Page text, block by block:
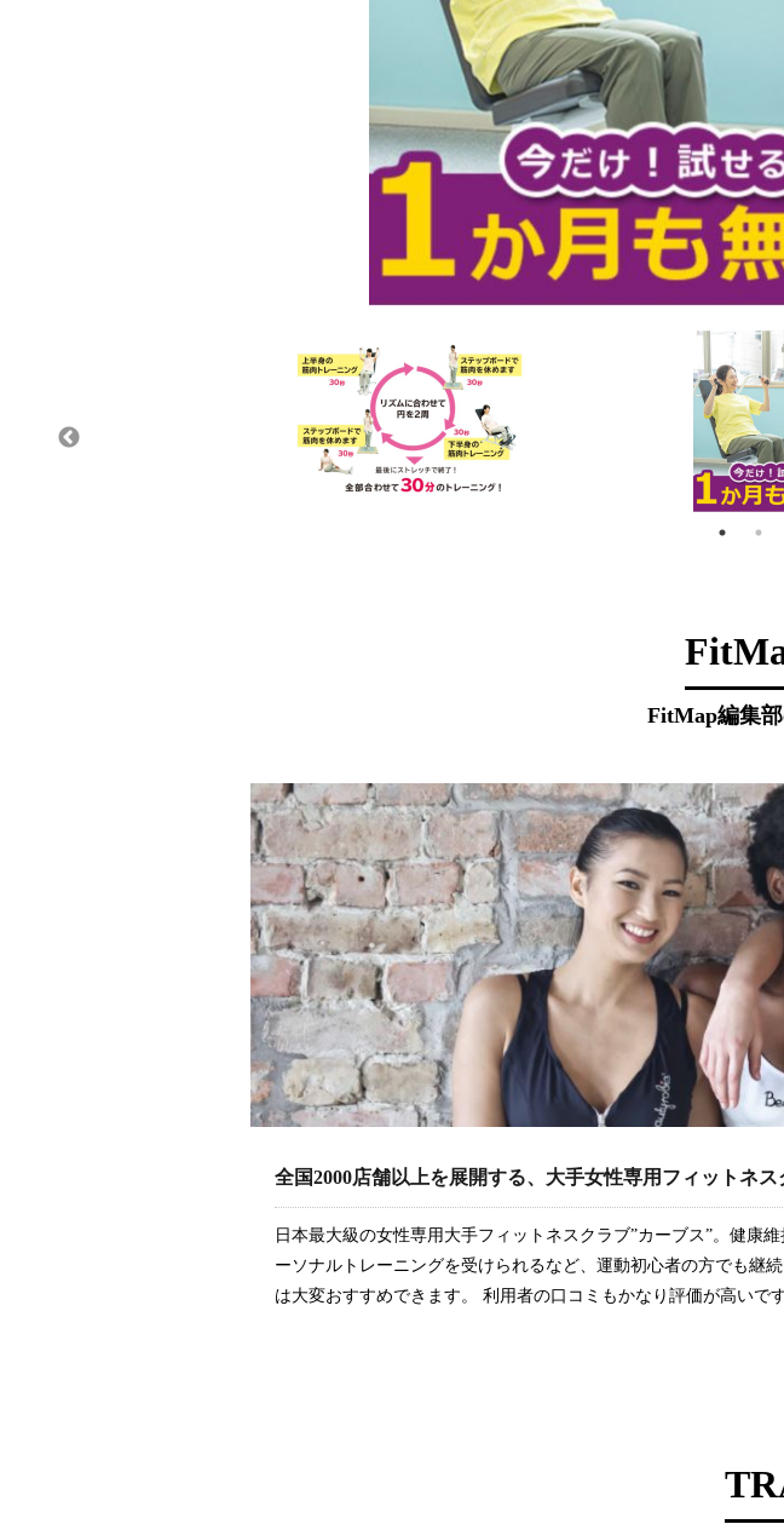
FitMap編集
全国2000店舗以上を展開する、大手女性専用フィットネス
日本最大級の女性専用大手フィットネスクラブ”カーブス”。健康
ーソナルトレーニングを受けられるなど、運動初心者の方でも継
は大変おすすめできます。 利用者の口コミもかなり評価が高いで